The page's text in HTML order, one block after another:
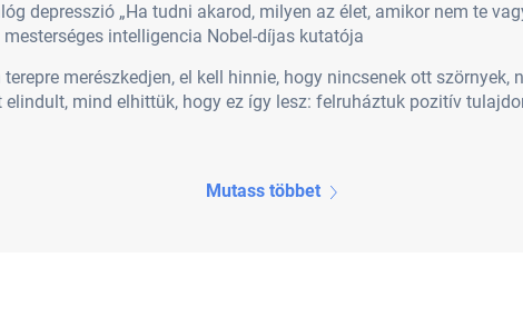
depresszió „Ha tudni akarod, milyen az élet, amikor nem te
intelligencia Nobel-díjas kutatója
merészkedjen, el kell hinnie, hogy nincsenek ott
mind elhittük, hogy ez így lesz: felruháztuk pozitív
Mutass többet